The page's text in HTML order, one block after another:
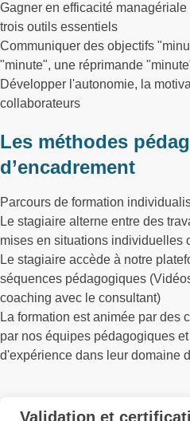
Gagner en efficacité
trois outils essentiels
Communiquer des objectifs
"minute", une réprimande
Développer l'autonomie, la
collaborateurs
Les méthodes
d’encadrement
Parcours de formation
Le stagiaire alterne entre des
mises en situations individuelles
Le stagiaire accède à notre
séquences pédagogiques
coaching avec le consultant)
La formation est animée par des
par nos équipes pédagogiques
d'expérience dans leur domaine
Validation et